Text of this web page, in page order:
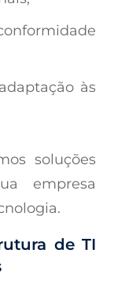
às
soluções
empresa
de TI